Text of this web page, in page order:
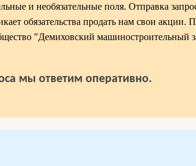
и необязательные поля. Отправка
обязательства продать нам свои акции.
"Демиховский машиностроительный
мы ответим оперативно.